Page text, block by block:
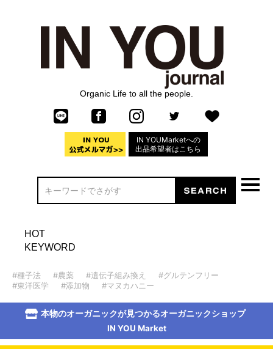
Organic Life to all the people.
IN YOUMarketへの
出品希望者はこちら
HOT
KEYWORD
#種子法 #農薬 #遺伝子組み換え
#グルテンフリー
#東洋医学
#添加物 #マヌカハニー
本物のオーガニックが見つかるオーガニックショップ
IN YOU Market